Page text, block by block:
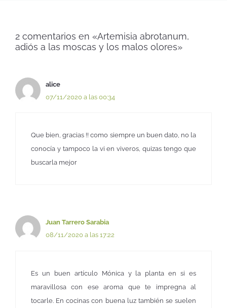
2 comentarios en «Artemisia abrotanum,
adiós a las moscas y los malos olores»
alice
07/11/2020 a las 00:34
Que bien, gracias !! como siempre un buen dato, no la
conocía y tampoco la vi en viveros, quizas tengo que
buscarla mejor
Juan Tarrero Sarabia
08/11/2020 a las 17:22
Es un buen artículo Mónica y la planta en si es
maravillosa con ese aroma que te impregna al
tocarle. En cocinas con buena luz también se suelen